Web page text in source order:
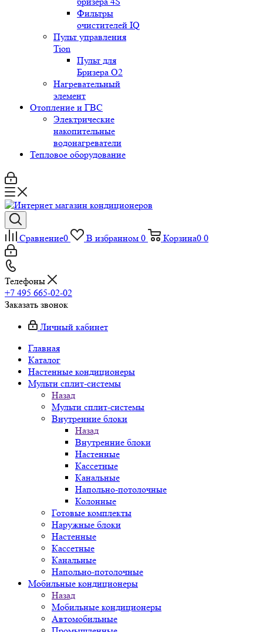
Фильтры
очистителей IQ
Пульт управления
Tion
Пульт для
Бризера O2
Нагревательный
элемент
Отопление и ГВС
Электрические
накопительные
водонагреватели
Тепловое оборудование
Сравнение0 В избранном 0 Корзина0 0
Телефоны
+7 495 665-02-02
Заказать звонок
Личный кабинет
Главная
Каталог
Настенные кондиционеры
Мульти сплит-системы
Назад
Мульти сплит-системы
Внутренние блоки
Назад
Внутренние блоки
Настенные
Кассетные
Канальные
Напольно-потолочные
Колонные
Готовые комплекты
Наружные блоки
Настенные
Кассетные
Канальные
Напольно-потолочные
Мобильные кондиционеры
Назад
Мобильные кондиционеры
Автомобильные